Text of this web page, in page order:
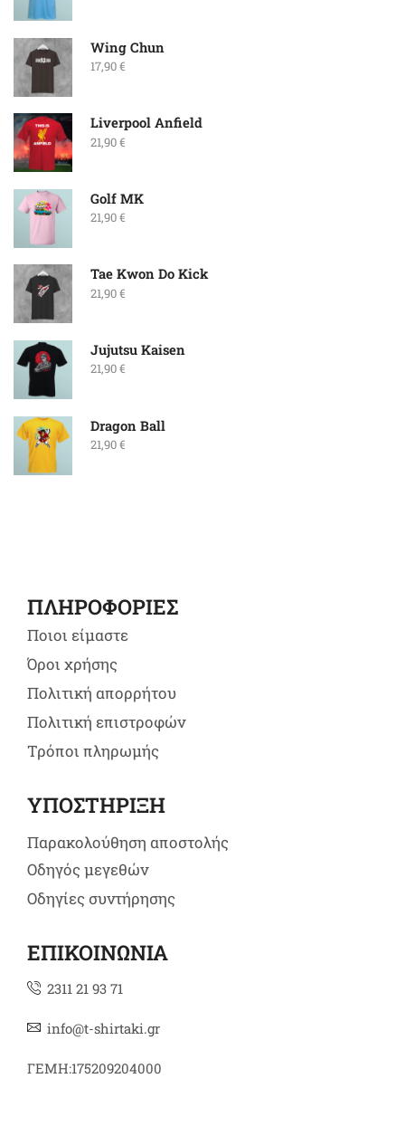
Wing Chun
17,90€
Liverpool Anfield
21,90€
Golf MK
21,90€
Tae Kwon Do Kick
21,90€
Jujutsu Kaisen
21,90€
Dragon Ball
21,90€
ΠΛΗΡΟΦΟΡΙΕΣ
Ποιοι είμαστε
Όροι χρήσης
Πολιτική απορρήτου
Πολιτική επιστροφών
Τρόποι πληρωμής
ΥΠΟΣΤΗΡΙΞΗ
Παρακολούθηση αποστολής
Οδηγός μεγεθών
Οδηγίες συντήρησης
ΕΠΙΚΟΙΝΩΝΙΑ
2311 21 93 71
info@t-shirtaki.gr
ΓΕΜΗ:175209204000